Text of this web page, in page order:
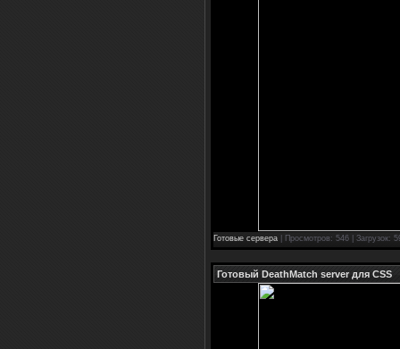
Готовые сервера | Просмотров: 546 | Загрузок:
Готовый DeathMatch server для CSS